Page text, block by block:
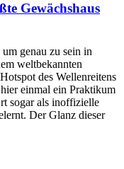
Gewächshaus
genau zu sein in
weltbekannten
des Wellenreitens
einmal ein Praktikum
sogar als inoffizielle
Der Glanz dieser